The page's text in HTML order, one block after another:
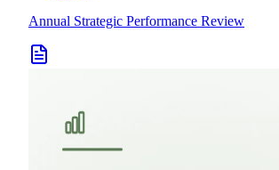
Annual Strategic Performance Review